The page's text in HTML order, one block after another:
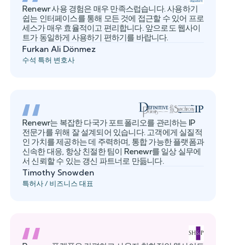
Renewr 사용 경험은 매우 만족스럽습니다. 사용하기
쉽는 인터페이스를 통해 모든 것에 접근할 수 있어 프로
세스가 매우 효율적이고 편리합니다. 앞으로도 웹사이
트가 동일하게 사용하기 편하기를 바랍니다.
Furkan Ali Dönmez
수석 특허 변호사
Renewr는 복잡한 다국가 포트폴리오를 관리하는 IP
전문가를 위해 잘 설계되어 있습니다. 고객에게 실질적
인 가치를 제공하는 데 주력하며, 통합 가능한 플랫폼과
신속한 대응, 항상 친절한 팀이 Renewr를 일상 실무에
서 신뢰할 수 있는 갱신 파트너로 만듦니다.
Timothy Snowden
특허사 / 비즈니스 대표